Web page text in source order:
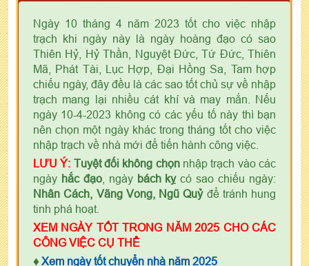
Ngày 10 tháng 4 năm 2023 tốt cho việc nhập
trạch khi ngày này là ngày hoàng đạo có sao
Thiên Hỷ, Hỷ Thần, Nguyệt Đức, Tứ Đức, Thiên
Mã, Phát Tài, Lục Hợp, Đại Hồng Sa, Tam hợp
chiếu ngày, đây đều là các sao tốt chủ sự về nhập
trạch mang lại nhiều cát khí và may mắn. Nếu
ngày 10-4-2023 không có các yếu tố này thì bạn
nên chọn một ngày khác trong tháng tốt cho việc
nhập trạch về nhà mới để tiến hành công việc.
LƯU Ý: Tuyệt đối không chọnnhập trạch vào các
ngày hắc đạo, ngày bách kỵcó sao chiếu ngày:
Nhân Cách, Vãng Vong, Ngũ Quỷđể tránh hung
tinh phá hoạt.
XEM NGÀY TỐT TRONG NĂM 2025 CHO CÁC
CÔNG VIỆC CỤ THỂ
♦ Xem ngày tốt chuyển nhà năm 2025